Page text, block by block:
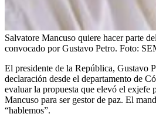
Salvatore Mancuso quiere hacer parte
convocado por Gustavo Petro. Foto:
El presidente de la República, Gustavo
declaración desde el departamento de
evaluar la propuesta que elevó el exjefe
Mancuso para ser gestor de paz. El
“hablemos”.